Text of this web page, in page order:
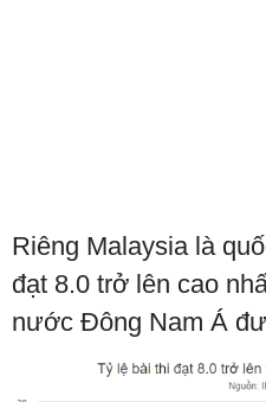
Riêng Malaysia là
đạt 8.0 trở lên cao
nước Đông Nam Á